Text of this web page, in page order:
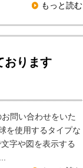
もっと読む
おります
問い合わせをいた
を使用するタイプな
字や図を表示する